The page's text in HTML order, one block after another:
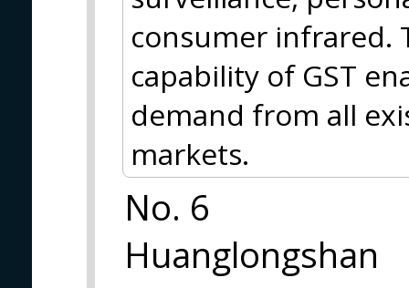
consumer infrared.
capability of GST
demand from all
markets.
No. 6
Huanglongshan